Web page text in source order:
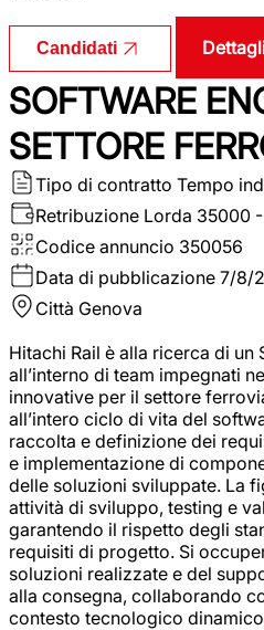
Candidati
SOFTWARE
SETTORE
Tipo di contratto Tempo
Retribuzione Lorda 35000
Codice annuncio 350056
Data di pubblicazione 7/8/
Città Genova
Hitachi Rail è alla ricerca di
all’interno di team impegnati
innovative per il settore
all’intero ciclo di vita del
raccolta e definizione dei
e implementazione di
delle soluzioni sviluppate. La
attività di sviluppo, testing e
garantendo il rispetto degli
requisiti di progetto. Si
soluzioni realizzate e del
alla consegna, collaborando
contesto tecnologico